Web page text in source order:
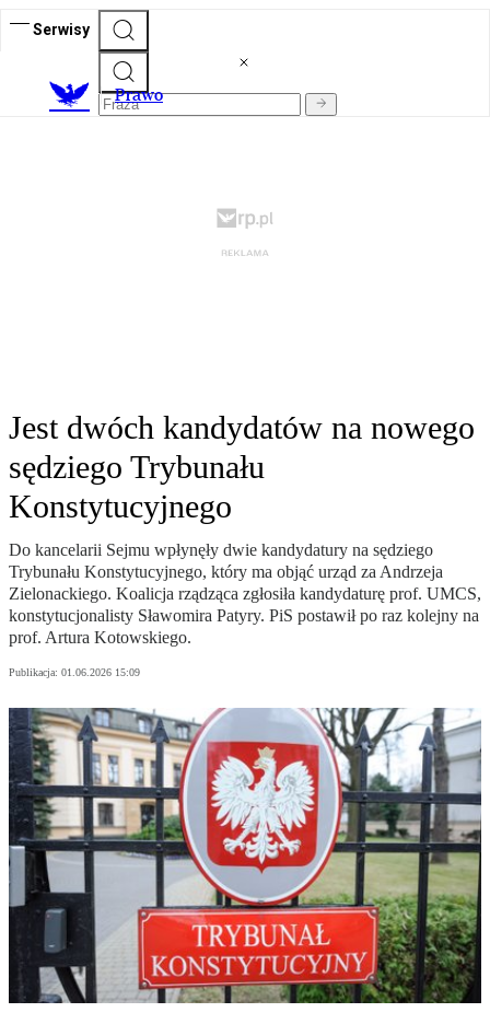
Serwisy
Prawo
Jest dwóch kandydatów na nowego
sędziego Trybunału
Konstytucyjnego
Do kancelarii Sejmu wpłynęły dwie kandydatury na sędziego
Trybunału Konstytucyjnego, który ma objąć urząd za Andrzeja
Zielonackiego. Koalicja rządząca zgłosiła kandydaturę prof. UMCS,
konstytucjonalisty Sławomira Patyry. PiS postawił po raz kolejny na
prof. Artura Kotowskiego.
Publikacja: 01.06.2026 15:09